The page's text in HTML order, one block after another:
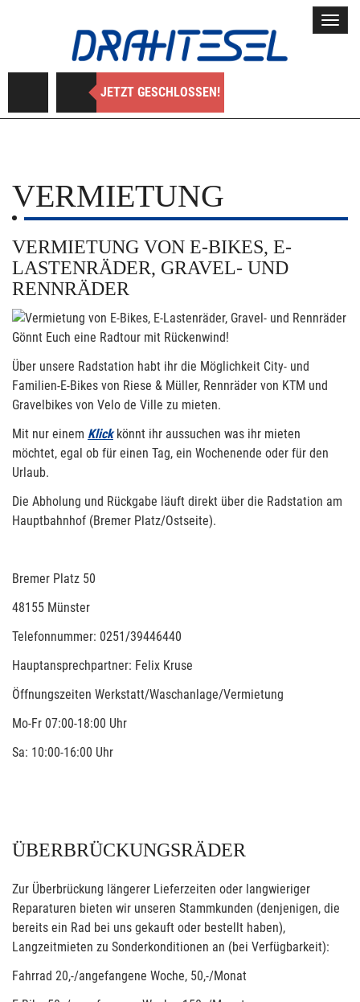
JETZT GESCHLOSSEN!
VERMIETUNG
VERMIETUNG VON E-BIKES, E-
LASTENRÄDER, GRAVEL- UND
RENNRÄDER
Gönnt Euch eine Radtour mit Rückenwind!
Über unsere Radstation habt ihr die Möglichkeit City- und
Familien-E-Bikes von Riese & Müller, Rennräder von KTM und
Gravelbikes von Velo de Ville zu mieten.
Mit nur einem Klickkönnt ihr aussuchen was ihr mieten
möchtet, egal ob für einen Tag, ein Wochenende oder für den
Urlaub.
Die Abholung und Rückgabe läuft direkt über die Radstation am
Hauptbahnhof (Bremer Platz/Ostseite).
Bremer Platz 50
48155 Münster
Telefonnummer: 0251/39446440
Hauptansprechpartner: Felix Kruse
Öffnungszeiten Werkstatt/Waschanlage/Vermietung
Mo-Fr 07:00-18:00 Uhr
Sa: 10:00-16:00 Uhr
ÜBERBRÜCKUNGSRÄDER
Zur Überbrückung längerer Lieferzeiten oder langwieriger
Reparaturen bieten wir unseren Stammkunden (denjenigen, die
bereits ein Rad bei uns gekauft oder bestellt haben),
Langzeitmieten zu Sonderkonditionen an (bei Verfügbarkeit):
Fahrrad 20,-/angefangene Woche, 50,-/Monat